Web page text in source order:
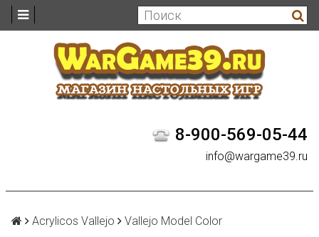
8-900-569-05-44
info@wargame39.ru
Acrylicos Vallejo Vallejo Model Color